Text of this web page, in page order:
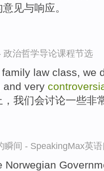
见与响应。
政治哲学导论课程节选
law class, we
and very
我们会讨论一些非
瞬间 - SpeakingMax英
Norwegian